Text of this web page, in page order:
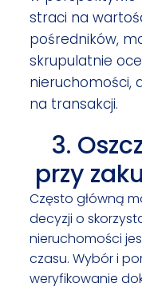
straci na
pośredników,
skrupulatnie
nieruchomości,
na transakcji.
3.
przy
Często główną
decyzji o
nieruchomości
czasu. Wybór i
weryfikowanie